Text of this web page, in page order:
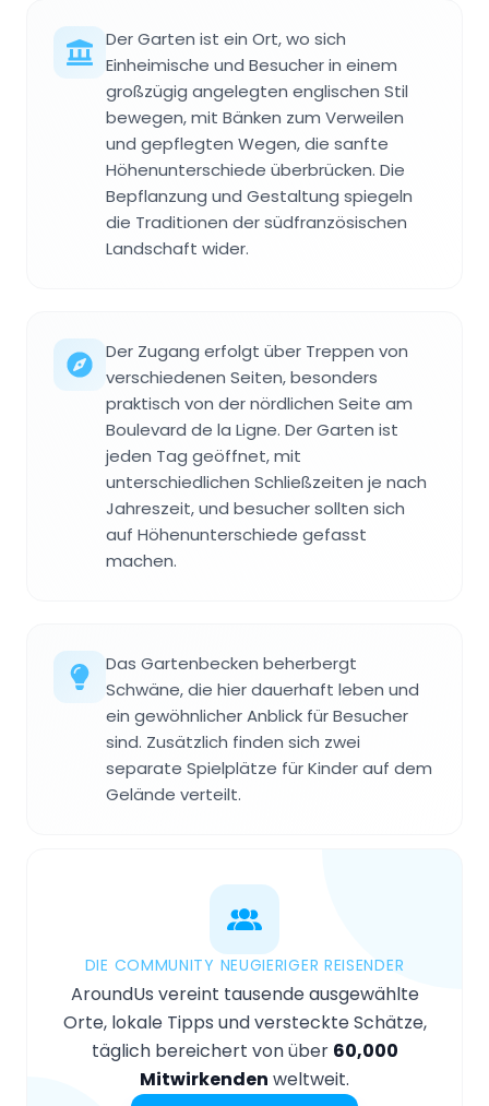
Der Garten ist ein Ort, wo sich
Einheimische und Besucher in einem
großzügig angelegten englischen Stil
bewegen, mit Bänken zum Verweilen
und gepflegten Wegen, die sanfte
Höhenunterschiede überbrücken. Die
Bepflanzung und Gestaltung spiegeln
die Traditionen der südfranzösischen
Landschaft wider.
Der Zugang erfolgt über Treppen von
verschiedenen Seiten, besonders
praktisch von der nördlichen Seite am
Boulevard de la Ligne. Der Garten ist
jeden Tag geöffnet, mit
unterschiedlichen Schließzeiten je nach
Jahreszeit, und besucher sollten sich
auf Höhenunterschiede gefasst
machen.
Das Garten­becken beherbergt
Schwäne, die hier dauerhaft leben und
ein gewöhnlicher Anblick für Besucher
sind. Zusätzlich finden sich zwei
separate Spielplätze für Kinder auf dem
Gelände verteilt.
DIE COMMUNITY NEUGIERIGER REISENDER
AroundUs vereint tausende ausgewählte
Orte, lokale Tipps und versteckte Schätze,
täglich bereichert von über 60,000
Mitwirkenden weltweit.